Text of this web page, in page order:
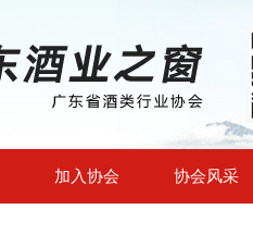
加入协会 协会风采